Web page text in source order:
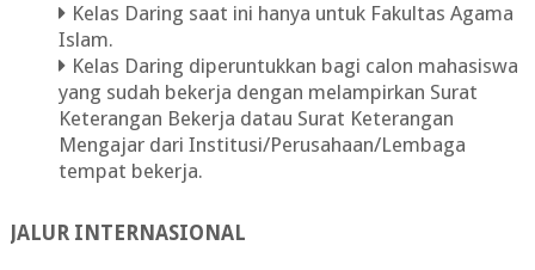
Kelas Daring saat ini hanya untuk Fakultas Agama
Islam.
Kelas Daring diperuntukkan bagi calon mahasiswa
yang sudah bekerja dengan melampirkan Surat
Keterangan Bekerja datau Surat Keterangan
Mengajar dari Institusi/Perusahaan/Lembaga
tempat bekerja.
JALUR INTERNASIONAL